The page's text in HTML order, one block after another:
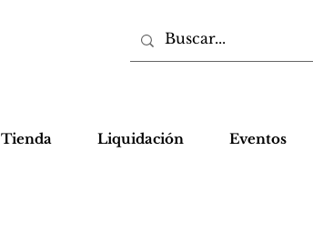
Tienda Liquidación Eventos